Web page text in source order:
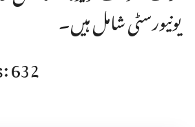
یونیورسٹی شامل ہیں۔
632